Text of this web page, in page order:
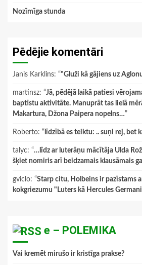
Nozīmīga stunda
Pēdējie komentāri
Janis Karklins: “"Gluži kā gājiens uz
martinsz: “Jā, pēdējā laikā patiesi
baptistu aktivitāte. Manuprāt tas lielā
Makartura, Džona Paipera nopelns…”
Roberto: “ līdzībā es teiktu: .. suņi rej, bet
talyc: “…līdz ar luterāņu mācītāja Ulda
šķiet nomiris arī beidzamais klausāmais
gviclo: “Starp citu, Holbeins ir pazīstams
kokgriezumu "Luters kā Hercules
e – POLEMIKA
Vai kremēt mirušo ir kristīga prakse?